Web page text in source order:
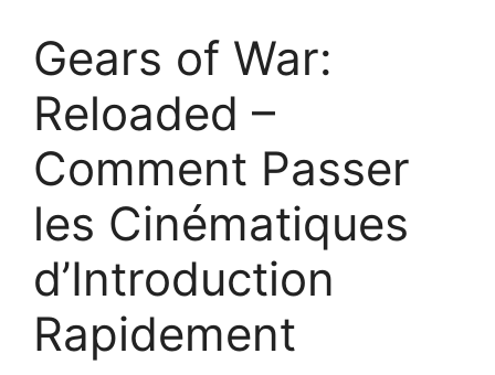
Gears of War:
Reloaded –
Comment Passer
les Cinématiques
d’Introduction
Rapidement